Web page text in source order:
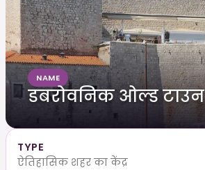
NAME
डबरोवनिक ओल्ड टाउन
TYPE
ऐतिहासिक शहर का केंद्र